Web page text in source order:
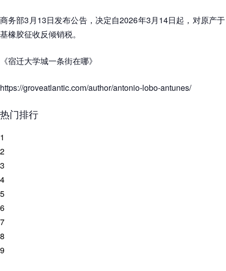
商务部3月13日发布公告，决定自2026年3月14日起，对原产
基橡胶征收反倾销税。
《宿迁大学城一条街在哪》
https://groveatlantic.com/author/antonio-lobo-antunes/
热门排行
1
2
3
4
5
6
7
8
9